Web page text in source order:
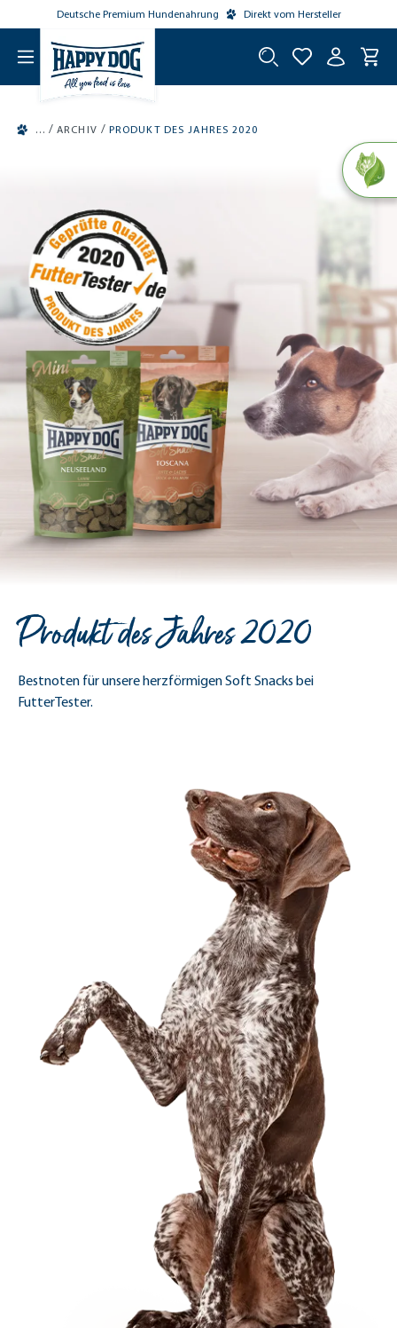
springen
Deutsche Premium Hundenahrung Direkt vom Hersteller
/ ARCHIV / PRODUKT DES JAHRES 2020
Produkt des Jahres 2020
Bestnoten für unsere herzförmigen Soft Snacks bei
FutterTester.